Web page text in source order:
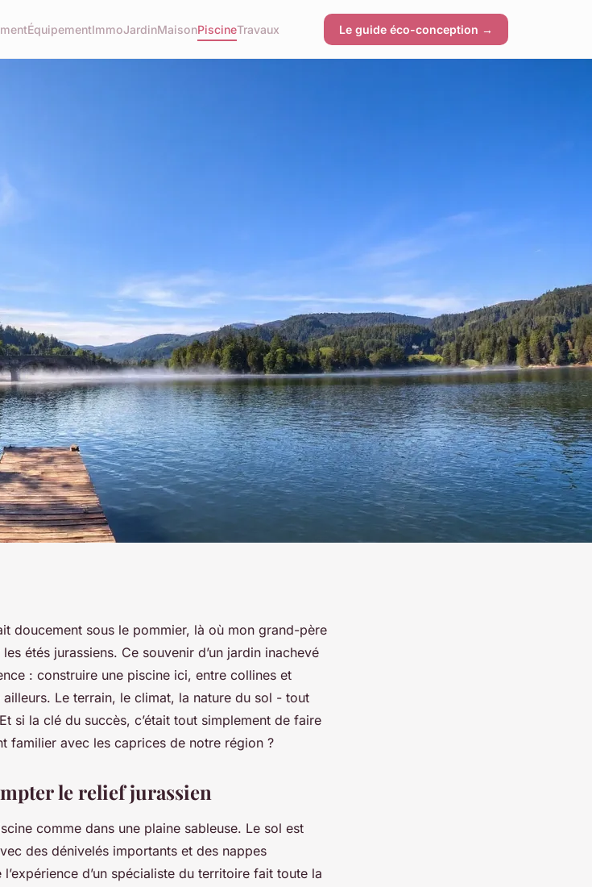
ÉquipementImmoJardinMaisonPiscineTravaux Le guide éco-conception →
de
doucement sous le pommier, là où mon grand-père
étés jurassiens. Ce souvenir d’un jardin inachevé
: construire une piscine ici, entre collines et
Le terrain, le climat, la nature du sol - tout
si la clé du succès, c’était tout simplement de faire
familier avec les caprices de notre région ?
le relief jurassien
comme dans une plaine sableuse. Le sol est
des dénivelés importants et des nappes
d’un spécialiste du territoire fait toute la